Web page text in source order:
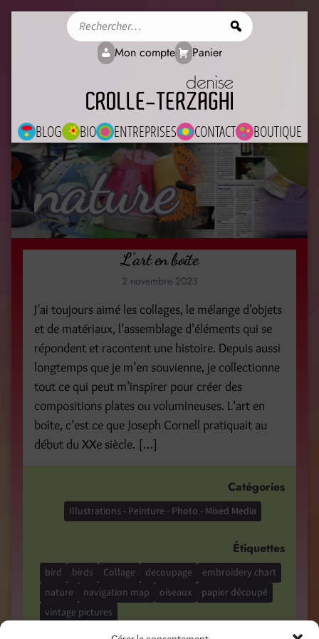
BLOG BIO ENTREPRISES CONTACT BOUTIQUE
Mon compte Panier
nature
L’art en boîte
2 novembre 2023
J’ai toujours aimé les collages, le mélange d’objets
et de matériaux, l’assemblage d’éléments qui se
répondent et racontent une histoire. Depuis aussi
longtemps que je m’en souvienne, je collectionne
tout ce qui peut m’inspirer pour créer des
compositions plates ou volumineuses. L’art en
boîte, c’est ce que Joseph Cornell pratiquait au
début du XXe siècle. […]
Catégories
Illustrations - Peinture - Photo - Mixed Media
Étiquettes
bird birds Collage decoupage
embroidery chart
nature
navigation map oiseaux
papier découpé
vintage pictures